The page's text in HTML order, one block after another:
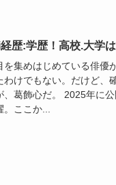
歴:学歴！高校.大学
を集めはじめている俳優
わけでもない。だけど、
、葛飾心だ。 2025年に
ここか...